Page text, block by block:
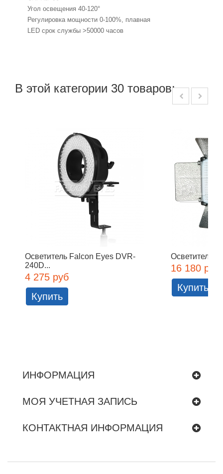
Угол освещения 40-120°
Регулировка мощности 0-100%, плавная
LED срок службы >50000 часов
В этой категории 30 товаров:
Осветитель Falcon Eyes DVR-
240D...
4 275 руб
Купить
Осветитель
16 180 руб
Купить
ИНФОРМАЦИЯ
МОЯ УЧЕТНАЯ ЗАПИСЬ
КОНТАКТНАЯ ИНФОРМАЦИЯ